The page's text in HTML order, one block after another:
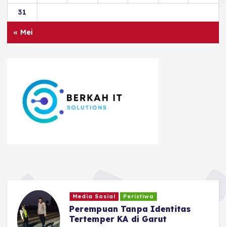
31
« Mei
Ragam
Safari Tantan Sulthon
Bukhawan Berakhir di Ciamis